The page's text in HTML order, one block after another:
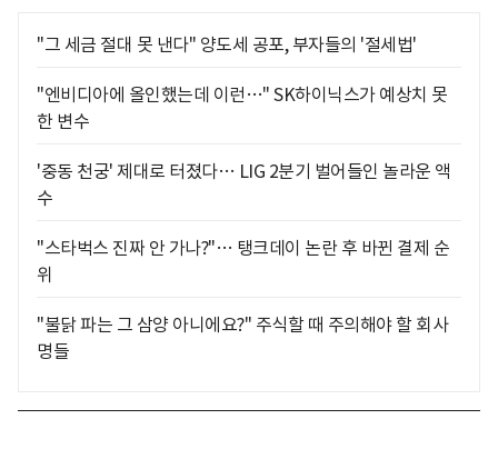
"그 세금 절대 못 낸다" 양도세 공포, 부자들의 '절세법'
"엔비디아에 올인했는데 이런…" SK하이닉스가 예상치 못
한 변수
'중동 천궁' 제대로 터졌다… LIG 2분기 벌어들인 놀라운 액
수
"스타벅스 진짜 안 가나?"… 탱크데이 논란 후 바뀐 결제 순
위
"불닭 파는 그 삼양 아니에요?" 주식할 때 주의해야 할 회사
명들